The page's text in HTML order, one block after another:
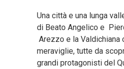
Una città e una lunga
di Beato Angelico e
Arezzo e la Valdichiana
meraviglie, tutte da
grandi protagonisti del